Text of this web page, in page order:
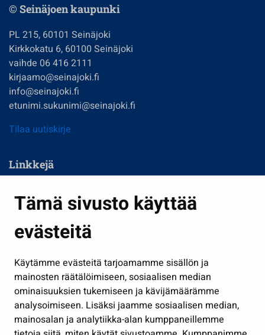
Tämä sivusto käyttää
evästeitä
Käytämme evästeitä tarjoamamme sisällön ja
mainosten räätälöimiseen, sosiaalisen median
ominaisuuksien tukemiseen ja kävijämäärämme
analysoimiseen. Lisäksi jaamme sosiaalisen median,
mainosalan ja analytiikka-alan kumppaneillemme
© Seinäjoen kaupunki
PL 215, 60101 Seinäjoki
Kirkkokatu 6, 60100 Seinäjoki
vaihde 06 416 2111
kirjaamo@seinajoki.fi
info@seinajoki.fi
etunimi.sukunimi@seinajoki.fi
Tilaa uutiskirje
Linkkejä
Kasvatus ja opetus
Kulttuuri ja liikunta
Työ ja yrittäminen
Osallistu ja asioi
Näytä omat evästeasetukseni